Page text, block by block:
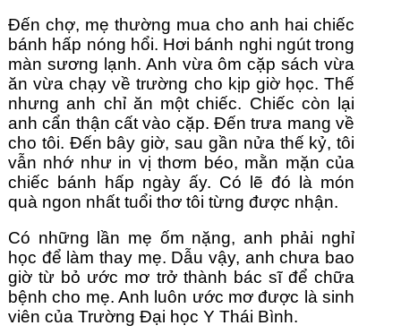
Đến chợ, mẹ thường mua cho anh hai chiếc
bánh hấp nóng hổi. Hơi bánh nghi ngút trong
màn sương lạnh. Anh vừa ôm cặp sách vừa
ăn vừa chạy về trường cho kịp giờ học. Thế
nhưng anh chỉ ăn một chiếc. Chiếc còn lại
anh cẩn thận cất vào cặp. Đến trưa mang về
cho tôi. Đến bây giờ, sau gần nửa thế kỷ, tôi
vẫn nhớ như in vị thơm béo, mằn mặn của
chiếc bánh hấp ngày ấy. Có lẽ đó là món
quà ngon nhất tuổi thơ tôi từng được nhận.
Có những lần mẹ ốm nặng, anh phải nghỉ
học để làm thay mẹ. Dẫu vậy, anh chưa bao
giờ từ bỏ ước mơ trở thành bác sĩ để chữa
bệnh cho mẹ. Anh luôn ước mơ được là sinh
viên của Trường Đại học Y Thái Bình.